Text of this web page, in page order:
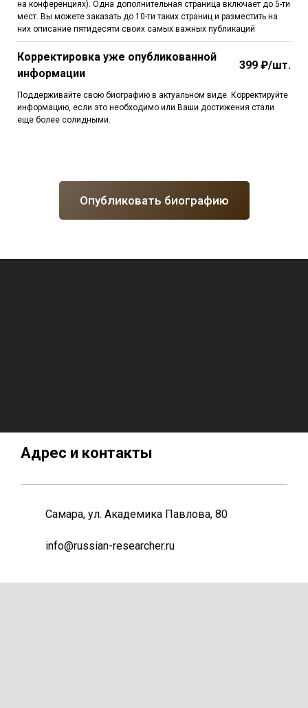
на конференциях). Одна дополнительная страница включает до 5-ти
мест. Вы можете заказать до 10-ти таких страниц и разместить на
них описание пятидесяти своих самых важных публикаций
Корректировка уже опубликованной
информации
399 ₽/шт.
Поддерживайте свою биографию в актуальном виде. Корректируйте
информацию, если это необходимо или Ваши достижения стали
еще более солидными.
Опубликовать биографию
Адрес и контакты
Самара, ул. Академика Павлова, 80
info@russian-researcher.ru